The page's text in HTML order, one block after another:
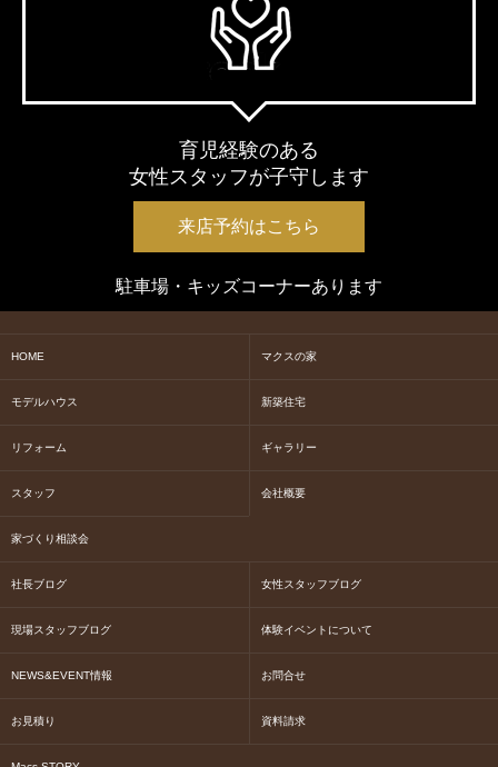
育児経験のある
女性スタッフが子守します
来店予約はこちら
駐車場・キッズコーナーあります
HOME マクスの家
モデルハウス 新築住宅
リフォーム ギャラリー
スタッフ 会社概要
家づくり相談会
社長ブログ 女性スタッフブログ
現場スタッフブログ 体験イベントについて
NEWS&EVENT情報 お問合せ
お見積り 資料請求